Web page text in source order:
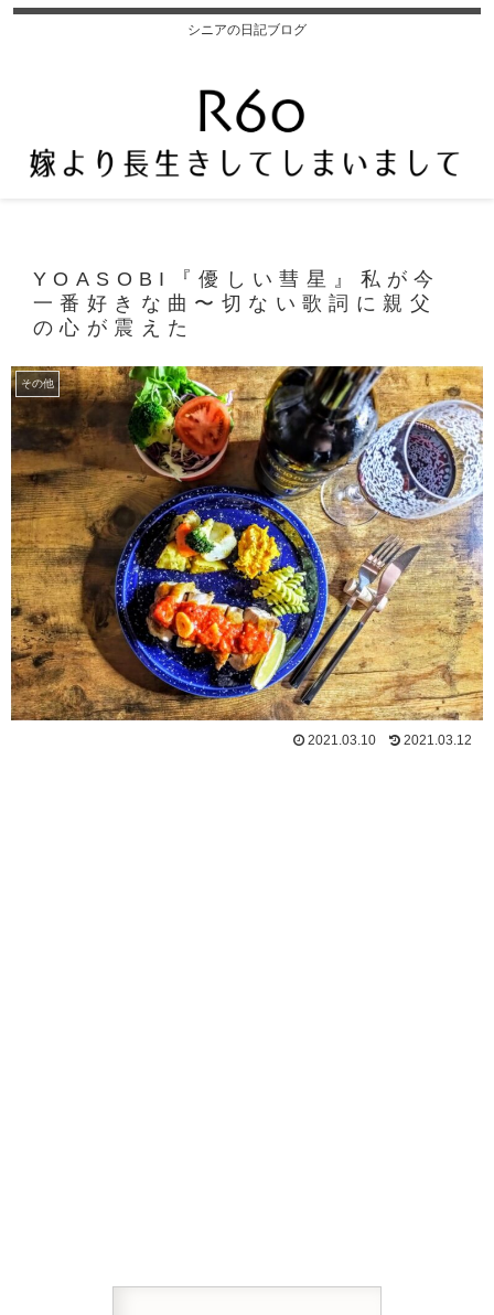
シニアの日記ブログ
YOASOBI『優しい彗星』私が今
一番好きな曲〜切ない歌詞に親父
の心が震えた
その他
2021.03.10 2021.03.12